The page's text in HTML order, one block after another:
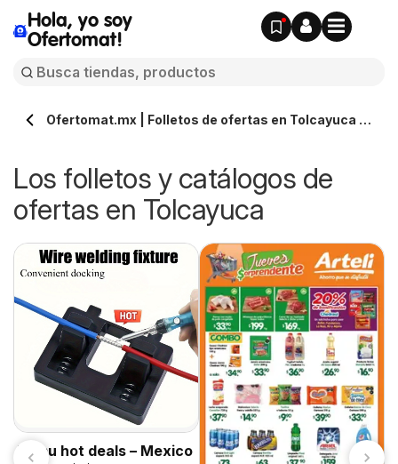
Hola, yo soy
Ofertomat!
Ofertomat.mx | Folletos de ofertas en Tolcayuca »
Los folletos y catálogos de
ofertas en Tolcayuca
Temu hot deals – Mexico